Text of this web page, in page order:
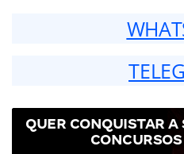
QUER CONQUISTAR